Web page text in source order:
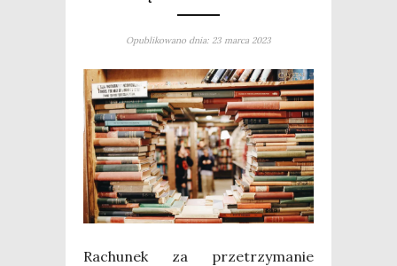
Opublikowano dnia: 23 marca 2023
Rachu­nek za prze­trzy­ma­nie